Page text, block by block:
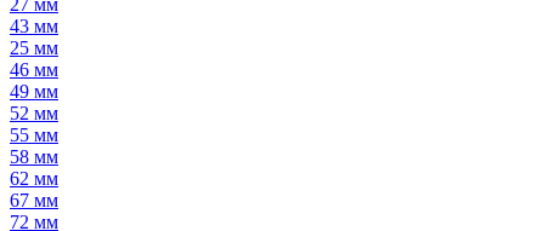
27 мм
43 мм
25 мм
46 мм
49 мм
52 мм
55 мм
58 мм
62 мм
67 мм
72 мм